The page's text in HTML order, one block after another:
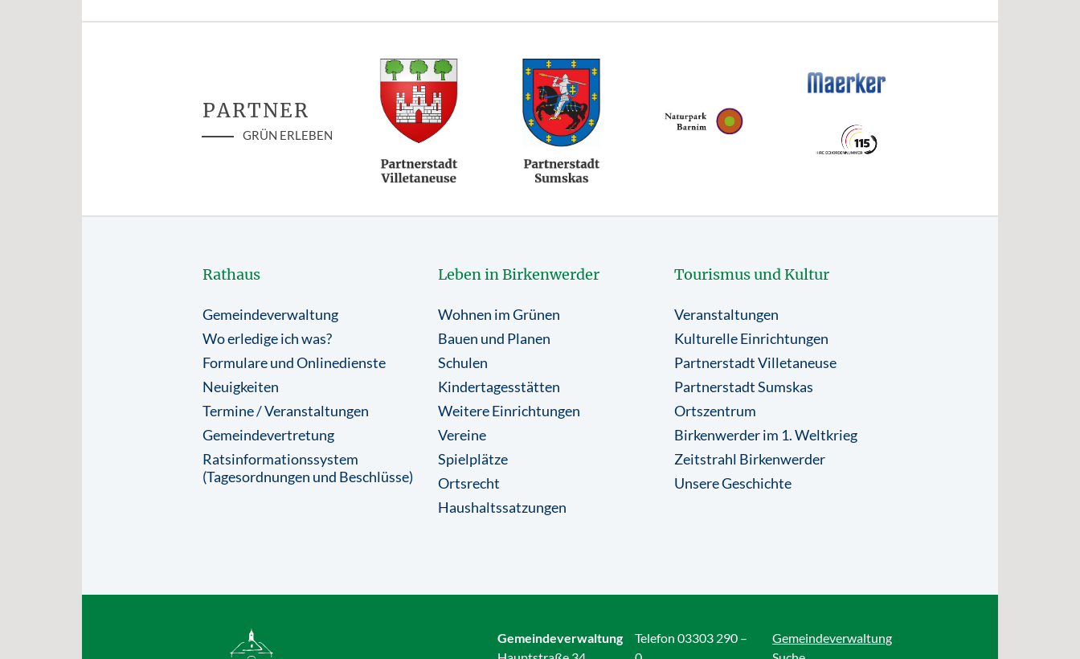
PARTNER
GRÜN ERLEBEN
Rathaus
Gemeindeverwaltung
Wo erledige ich was?
Formulare und Onlinedienste
Neuigkeiten
Termine / Veranstaltungen
Gemeindevertretung
Ratsinformationssystem
(Tagesordnungen und Beschlüsse)
Leben in Birkenwerder
Wohnen im Grünen
Bauen und Planen
Schulen
Kindertagesstätten
Weitere Einrichtungen
Vereine
Spielplätze
Ortsrecht
Haushaltssatzungen
Tourismus und Kultur
Veranstaltungen
Kulturelle Einrichtungen
Partnerstadt Villetaneuse
Partnerstadt Sumskas
Ortszentrum
Birkenwerder im 1. Weltkrieg
Zeitstrahl Birkenwerder
Unsere Geschichte
Gemeindeverwaltung
Telefon 03303 290 –
Gemeindeverwaltung